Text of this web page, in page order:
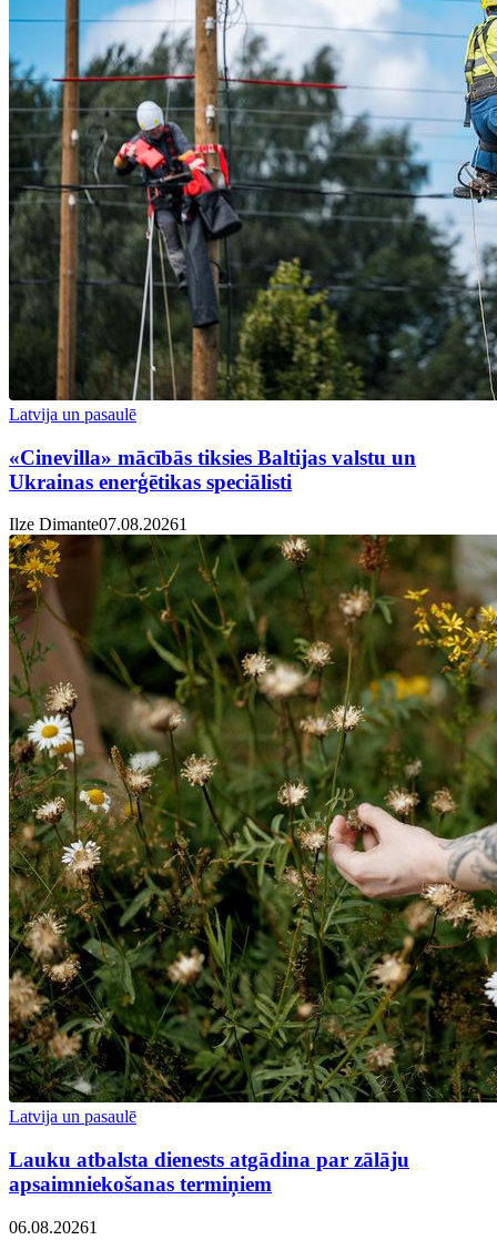
Latvija un pasaulē
«Cinevilla» mācībās tiksies Baltijas valstu un
Ukrainas enerģētikas speciālisti
Ilze Dimante07.08.20261
Latvija un pasaulē
Lauku atbalsta dienests atgādina par zālāju
apsaimniekošanas termiņiem
06.08.20261